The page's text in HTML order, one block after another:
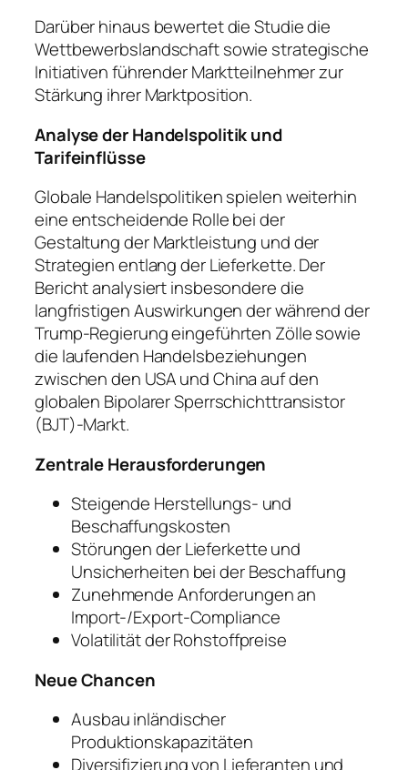
Darüber hinaus bewertet die Studie die
Wettbewerbslandschaft sowie strategische
Initiativen führender Marktteilnehmer zur
Stärkung ihrer Marktposition.
Analyse der Handelspolitik und
Tarifeinflüsse
Globale Handelspolitiken spielen weiterhin
eine entscheidende Rolle bei der
Gestaltung der Marktleistung und der
Strategien entlang der Lieferkette. Der
Bericht analysiert insbesondere die
langfristigen Auswirkungen der während der
Trump-Regierung eingeführten Zölle sowie
die laufenden Handelsbeziehungen
zwischen den USA und China auf den
globalen Bipolarer Sperrschichttransistor
(BJT)-Markt.
Zentrale Herausforderungen
Steigende Herstellungs- und
Beschaffungskosten
Störungen der Lieferkette und
Unsicherheiten bei der Beschaffung
Zunehmende Anforderungen an
Import-/Export-Compliance
Volatilität der Rohstoffpreise
Neue Chancen
Ausbau inländischer
Produktionskapazitäten
Diversifizierung von Lieferanten und